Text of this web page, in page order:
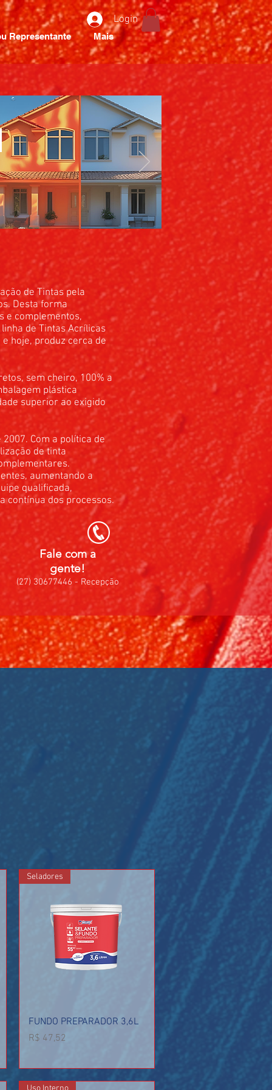
Representante Mais
Login
de Tintas pela
Desta forma
e complementos,
de Tintas Acrílicas
hoje, produz cerca de
sem cheiro, 100% a
plástica
superior ao exigido
Com a política de
de tinta
aumentando a
qualificada,
contínua dos processos.
(27) 30677446 - Recepção
Fale com a
gente!
Visualização rápida
Seladores
FUNDO PREPARADOR 3,6L
Preço
R$ 47,52